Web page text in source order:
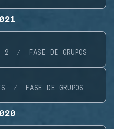
2 FASE DE GRUPOS
FASE DE GRUPOS